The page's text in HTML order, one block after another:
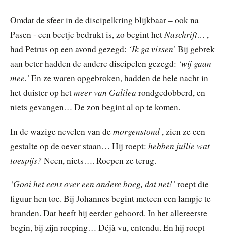
Omdat de sfeer in de discipelkring blijkbaar – ook na
Pasen - een beetje bedrukt is, zo begint hetNaschrift… ,
had Petrus op een avond gezegd: ‘Ik ga vissen’ Bij gebrek
aan beter hadden de andere discipelen gezegd: ‘wij gaan
mee.’ En ze waren opgebroken, hadden de hele nacht in
het duister op hetmeer van Galilea rondgedobberd, en
niets gevangen… De zon begint al op te komen.
In de wazige nevelen van demorgenstond , zien ze een
gestalte op de oever staan… Hij roept: hebben jullie wat
toespijs?Neen, niets…. Roepen ze terug.
‘Gooi het eens over een andere boeg, dat net!’ roept die
figuur hen toe. Bij Johannes begint meteen een lampje te
branden. Dat heeft hij eerder gehoord. In het allereerste
begin, bij zijn roeping… Déjà vu, entendu. En hij roept